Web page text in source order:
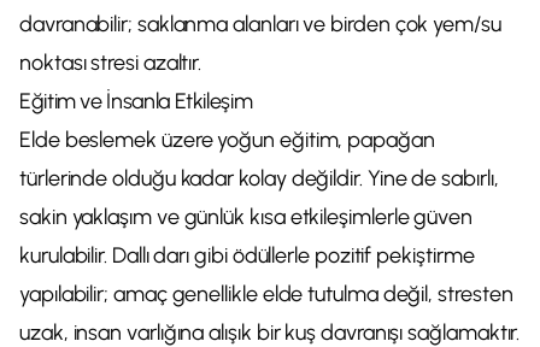
davranabilir; saklanma alanları ve birden çok yem/su
noktası stresi azaltır.
Eğitim ve İnsanla Etkileşim
Elde beslemek üzere yoğun eğitim, papağan
türlerinde olduğu kadar kolay değildir. Yine de sabırlı,
sakin yaklaşım ve günlük kısa etkileşimlerle güven
kurulabilir. Dallı darı gibi ödüllerle pozitif pekiştirme
yapılabilir; amaç genellikle elde tutulma değil, stresten
uzak, insan varlığına alışık bir kuş davranışı sağlamaktır.